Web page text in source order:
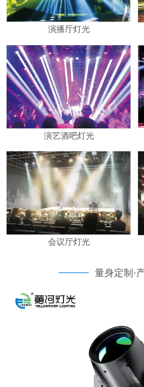
演播厅灯光
演艺酒吧灯光
会议厅灯光
量身定制·